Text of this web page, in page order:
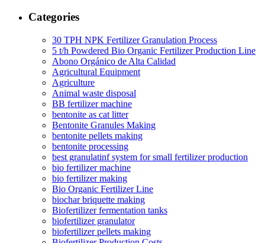
Categories
30 TPH NPK Fertilizer Granulation Process
5 t/h Powdered Bio Organic Fertilizer Production Line
Abono Orgánico de Alta Calidad
Agricultural Equipment
Agriculture
Animal waste disposal
BB fertilizer machine
bentonite as cat litter
Bentonite Granules Making
bentonite pellets making
bentonite processing
best granulatinf system for small fertilizer production
bio fertilizer machine
bio fertilizer making
Bio Organic Fertilizer Line
biochar briquette making
Biofertilizer fermentation tanks
biofertilizer granulator
biofertilizer pellets making